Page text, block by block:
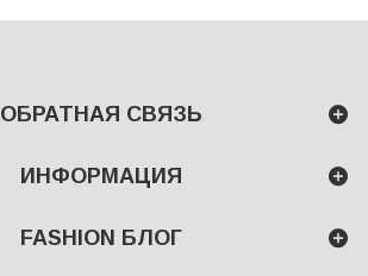
ОБРАТНАЯ СВЯЗЬ
ИНФОРМАЦИЯ
FASHION БЛОГ